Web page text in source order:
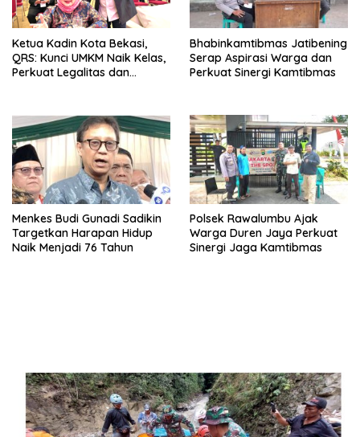
Ketua Kadin Kota Bekasi,
QRS: Kunci UMKM Naik Kelas,
Perkuat Legalitas dan
Bhabinkamtibmas Jatibening
Serap Aspirasi Warga dan
Perkuat Sinergi Kamtibmas
Menkes Budi Gunadi Sadikin
Targetkan Harapan Hidup
Naik Menjadi 76 Tahun
Polsek Rawalumbu Ajak
Warga Duren Jaya Perkuat
Sinergi Jaga Kamtibmas